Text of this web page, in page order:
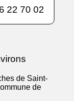
22 70 02
de Saint-
de